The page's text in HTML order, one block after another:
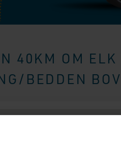
40KM OM
BEDDEN